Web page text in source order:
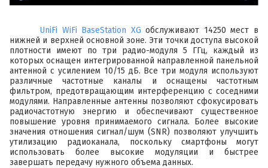
UniFi WiFi BaseStation XG обслуживают 14250 мест в
нижней и верхней основной зоне. Эти точки доступа высокой
плотности имеют по три радио-модуля 5 ГГц, каждый из
которых оснащен интегрированной направленной панельной
антенной с усилением 10/15 дБ. Все три модуля используют
различные частотные каналы и оснащены частотным
фильтром, предотвращающим интерференцию с соседними
модулями. Направленные антенны позволяют сфокусировать
радиочастотную энергию и обеспечивают существенное
повышение уровня принимаемого сигнала. Более высокие
значения отношения сигнал/шум (SNR) позволяют улучшить
утилизацию радиоканала, поскольку смартфоны могут
использовать более высокие модуляции и быстрее
завершать передачу нужного объема данных.